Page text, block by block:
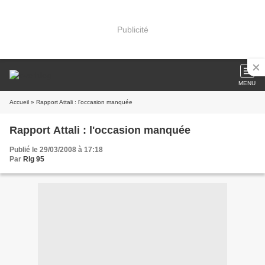
Publicité
MENU
Accueil » Rapport Attali : l'occasion manquée
Rapport Attali : l'occasion manquée
Publié le 29/03/2008 à 17:18
Par Rlg 95